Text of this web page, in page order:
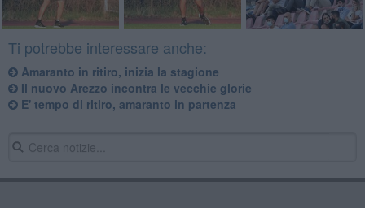
Ti potrebbe interessare anche:
Amaranto in ritiro, inizia la stagione
Il nuovo Arezzo incontra le vecchie glorie
E' tempo di ritiro, amaranto in partenza